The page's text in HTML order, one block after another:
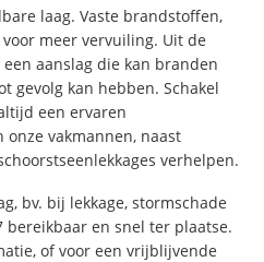
laag. Vaste brandstoffen,
meer vervuiling. Uit de
aanslag die kan branden
gevolg kan hebben. Schakel
een ervaren
vakmannen, naast
verhelpen.
bv. bij lekkage, stormschade
bereikbaar en snel ter plaatse.
of voor een vrijblijvende